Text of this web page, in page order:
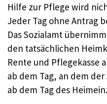
Hilfe zur Pflege wird
Jeder Tag ohne Antrag
Das Sozialamt
den tatsächlichen
Rente und Pflegekasse
ab dem Tag, an dem
ab dem Tag des